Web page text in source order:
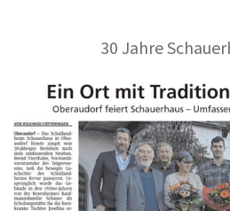
30 Jahre